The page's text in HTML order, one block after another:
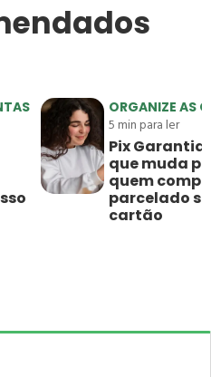
ORGANIZE AS
5min para ler
Pix
que muda
quem
parcelado
cartão